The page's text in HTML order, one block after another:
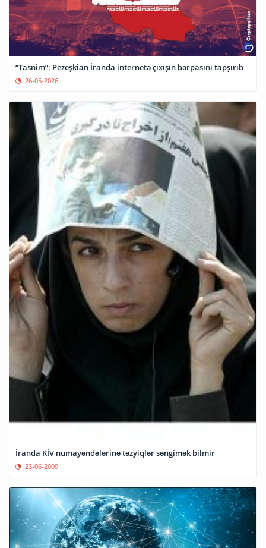
“Tasnim”: Pezeşkian İranda internetə çıxışın bərpasını tapşırıb
26-05-2026
İranda KİV nümayəndələrinə təzyiqlər səngimək bilmir
23-06-2009